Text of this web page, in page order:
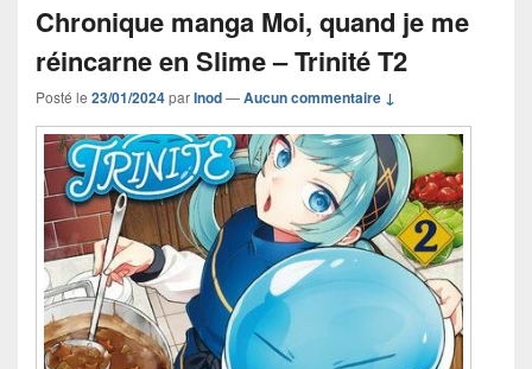
Chronique manga Moi, quand je me
réincarne en Slime – Trinité T2
Posté le 23/01/2024parInod—Aucun commentaire ↓